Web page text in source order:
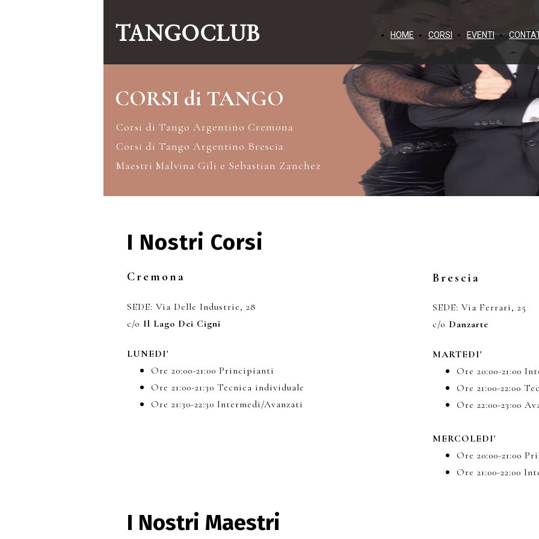
TANGOCLUB HOME CORSI EVENTI
CORSI di TANGO
Corsi di Tango Argentino Cremona
Corsi di Tango Argentino Brescia
Maestri Malvina Gili e Sebastian Zanchez
I Nostri Corsi
Cremona Brescia
SEDE: Via Delle Industrie, 28
c/o Il Lago Dei Cigni
LUNEDI'
Ore 20:00-21:00 Principianti
Ore 21:00-21:30 Tecnica individuale
Ore 21:30-22:30 Intermedi/Avanzati
SEDE: Via Ferrari, 25
c/o Danzarte
MARTEDI'
Ore 20:00-21:00
Ore 21:00-22:00
Ore 22:00-23:00
MERCOLEDI'
Ore 20:00-21:00
Ore 21:00-22:00
I Nostri Maestri